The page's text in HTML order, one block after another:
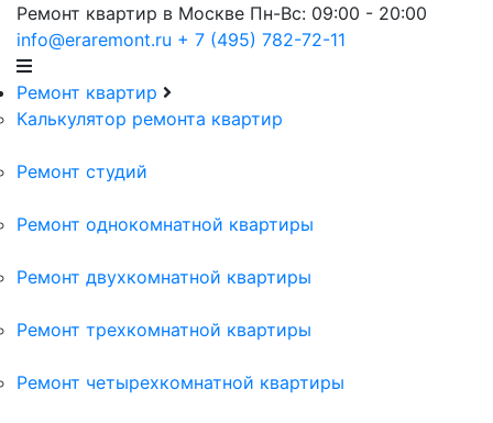
Ремонт квартир в Москве Пн-Вс: 09:00 - 20:00
info@eraremont.ru + 7 (495) 782-72-11
Ремонт квартир
Калькулятор ремонта квартир
Ремонт студий
Ремонт однокомнатной квартиры
Ремонт двухкомнатной квартиры
Ремонт трехкомнатной квартиры
Ремонт четырехкомнатной квартиры